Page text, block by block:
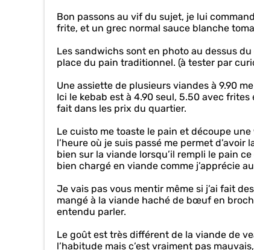
Bon passons au vif du sujet, je lui
frite, et un grec normal sauce blanche
Les sandwichs sont en photo au dessus
place du pain traditionnel. (à tester par
Une assiette de plusieurs viandes à 9.90
Ici le kebab est à 4.90 seul, 5.50 avec
fait dans les prix du quartier.
Le cuisto me toaste le pain et découpe une
l’heure où je suis passé me permet
bien sur la viande lorsqu’il rempli le pain
bien chargé en viande comme j’apprécie
Je vais pas vous mentir même si j’ai fait
mangé à la viande haché de bœuf en
entendu parler.
Le goût est très différent de la viande de
l’habitude mais c’est vraiment pas